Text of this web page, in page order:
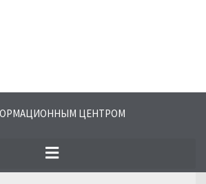
на часто задаваемые
с природным
нашим ассортиментом
ЦЕНТРОМ